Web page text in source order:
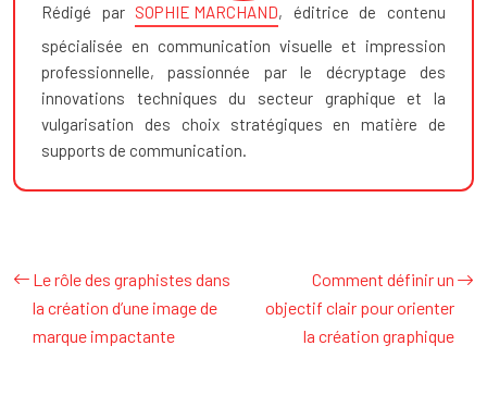
Rédigé par SOPHIE MARCHAND, éditrice de contenu
spécialisée en communication visuelle et impression
professionnelle, passionnée par le décryptage des
innovations techniques du secteur graphique et la
vulgarisation des choix stratégiques en matière de
supports de communication.
Le rôle des graphistes dans
la création d’une image de
marque impactante
Comment définir un
objectif clair pour orienter
la création graphique